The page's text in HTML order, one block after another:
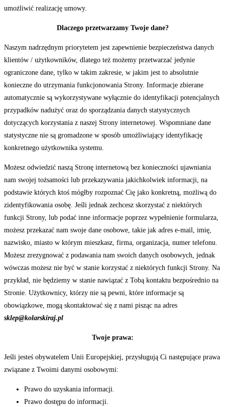
umożliwić realizację umowy.
Dlaczego przetwarzamy Twoje dane?
Naszym nadrzędnym priorytetem jest zapewnienie bezpieczeństwa danych
klientów / użytkowników, dlatego też możemy przetwarzać jedynie
ograniczone dane, tylko w takim zakresie, w jakim jest to absolutnie
konieczne do utrzymania funkcjonowania Strony. Informacje zbierane
automatycznie są wykorzystywane wyłącznie do identyfikacji potencjalnych
przypadków nadużyć oraz do sporządzania danych statystycznych
dotyczących korzystania z naszej Strony internetowej. Wspomniane dane
statystyczne nie są gromadzone w sposób umożliwiający identyfikację
konkretnego użytkownika systemu.
Możesz odwiedzić naszą Stronę internetową bez konieczności ujawniania
nam swojej tożsamości lub przekazywania jakichkolwiek informacji, na
podstawie których ktoś mógłby rozpoznać Cię jako konkretną, możliwą do
zidentyfikowania osobę. Jeśli jednak zechcesz skorzystać z niektórych
funkcji Strony, lub podać inne informacje poprzez wypełnienie formularza,
możesz przekazać nam swoje dane osobowe, takie jak adres e-mail, imię,
nazwisko, miasto w którym mieszkasz, firma, organizacja, numer telefonu.
Możesz zrezygnować z podawania nam swoich danych osobowych, jednak
wówczas możesz nie być w stanie korzystać z niektórych funkcji Strony. Na
przykład, nie będziemy w stanie nawiązać z Tobą kontaktu bezpośrednio na
Stronie. Użytkownicy, którzy nie są pewni, które informacje są
obowiązkowe, mogą skontaktować się z nami pisząc na adres
sklep@kolarskiraj.pl
Twoje prawa:
Jeśli jesteś obywatelem Unii Europejskiej, przysługują Ci następujące prawa
związane z Twoimi danymi osobowymi:
Prawo do uzyskania informacji.
Prawo dostępu do informacji.